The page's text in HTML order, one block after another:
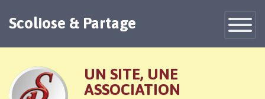
Toggle
Scoliose & Partage
UN SITE, UNE
ASSOCIATION